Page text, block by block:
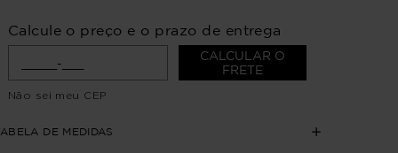
Calcule o preço e o prazo de entrega
CALCULAR O
FRETE
Não sei meu CEP
DE MEDIDAS